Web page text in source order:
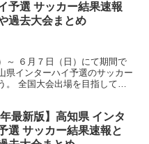
予選 サッカー結果速報
過去大会まとめ
～ ６月７日（日）にて期間で
県インターハイ予選のサッカー
全国大会出場を目指して熱
年最新版】高知県 インタ
選 サッカー結果速報と